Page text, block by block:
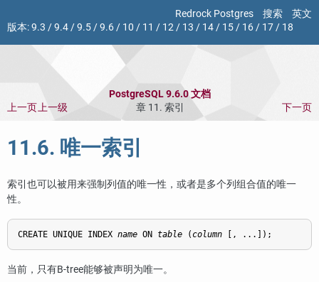
Redrock Postgres 搜索
英文
版本:9.3 /9.4/9.5/9.6/ 10 / 11 / 12/ 13 / 14/ 15/ 16/ 17/ 18
PostgreSQL 9.6.0 文档
上一页上一级 章 11. 索引 下一页
11.6. 唯一索引
索引也可以被用来强制列值的唯一性，或者是多个列组合值的唯一
性。
CREATE UNIQUE INDEX name ON table ( column , ... ]);
当前，只有B-tree能够被声明为唯一。